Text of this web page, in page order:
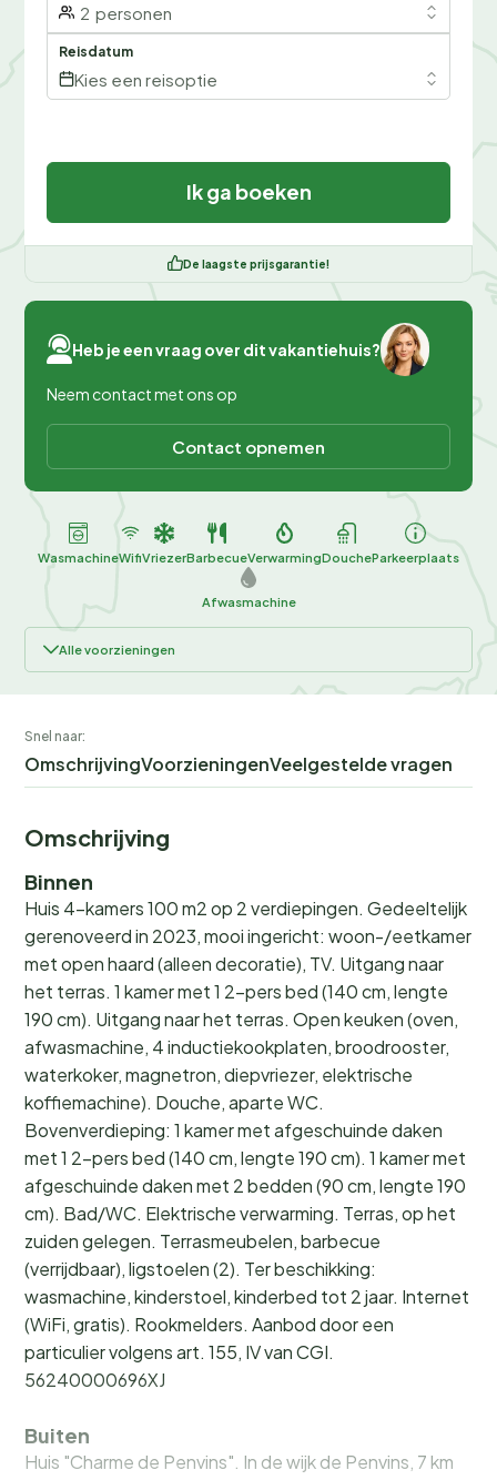
2 personen
Reisdatum
Kies een reisoptie
Ik ga boeken
De laagste prijsgarantie!
Heb je een vraag over dit vakantiehuis?
Neem contact met ons op
Contact opnemen
WasmachineWifiVriezerBarbecueVerwarmingDoucheParkeerplaats
Afwasmachine
Alle voorzieningen
Snel naar:
OmschrijvingVoorzieningenVeelgestelde vragen
Omschrijving
Binnen
Huis 4-kamers 100 m2 op 2 verdiepingen. Gedeeltelijk
gerenoveerd in 2023, mooi ingericht: woon-/eetkamer
met open haard (alleen decoratie), TV. Uitgang naar
het terras. 1 kamer met 1 2-pers bed (140 cm, lengte
190 cm). Uitgang naar het terras. Open keuken (oven,
afwasmachine, 4 inductiekookplaten, broodrooster,
waterkoker, magnetron, diepvriezer, elektrische
koffiemachine). Douche, aparte WC.
Bovenverdieping: 1 kamer met afgeschuinde daken
met 1 2-pers bed (140 cm, lengte 190 cm). 1 kamer met
afgeschuinde daken met 2 bedden (90 cm, lengte 190
cm). Bad/WC. Elektrische verwarming. Terras, op het
zuiden gelegen. Terrasmeubelen, barbecue
(verrijdbaar), ligstoelen (2). Ter beschikking:
wasmachine, kinderstoel, kinderbed tot 2 jaar. Internet
(WiFi, gratis). Rookmelders. Aanbod door een
particulier volgens art. 155, IV van CGI.
56240000696XJ
Buiten
Huis "Charme de Penvins". In de wijk de Penvins, 7 km